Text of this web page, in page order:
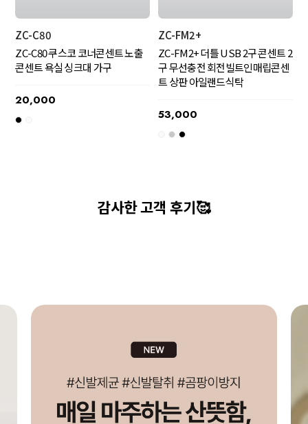
ZC-C80
ZC-C80 쿠스코 코너콘센트 노출
콘센트 욕실 싱크대 가구
20,000
ZC-FM2+
ZC-FM2+ 더틀 USB 2구 콘센트 2
구 무선충전 회전빌트인매립콘센
트 상판 아일랜드식탁
53,000
감사한 고객 후기🥰